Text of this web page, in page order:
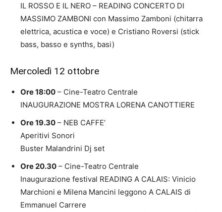
IL ROSSO E IL NERO – READING CONCERTO DI
MASSIMO ZAMBONI con Massimo Zamboni (chitarra
elettrica, acustica e voce) e Cristiano Roversi (stick
bass, basso e synths, basi)
Mercoledì 12 ottobre
Ore 18:00 – Cine-Teatro Centrale
INAUGURAZIONE MOSTRA LORENA CANOTTIERE
Ore 19.30 – NEB CAFFE’
Aperitivi Sonori
Buster Malandrini Dj set
Ore 20.30 – Cine-Teatro Centrale
Inaugurazione festival READING A CALAIS: Vinicio
Marchioni e Milena Mancini leggono A CALAIS di
Emmanuel Carrere